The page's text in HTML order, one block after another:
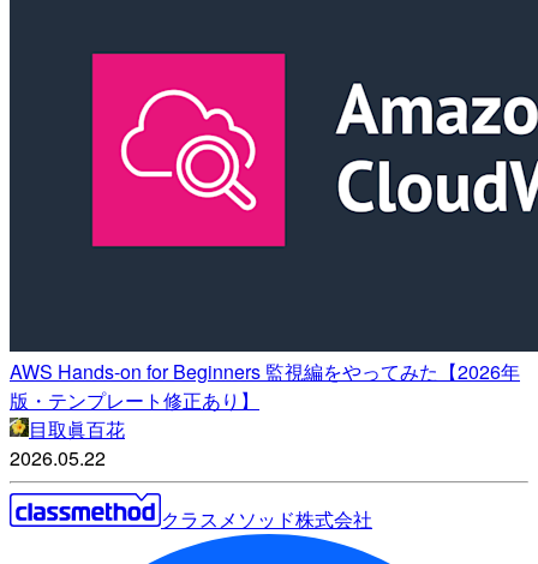
AWS Hands-on for Beginners 監視編をやってみた【2026年
版・テンプレート修正あり】
目取眞百花
2026.05.22
クラスメソッド株式会社